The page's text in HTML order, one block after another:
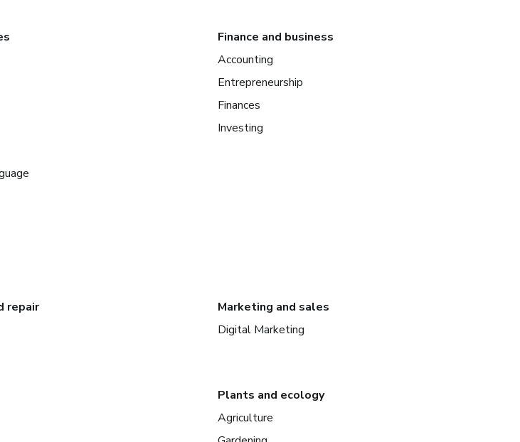
Finance and business
Accounting
Entrepreneurship
Finances
Investing
repair
Marketing and sales
Digital Marketing
Plants and ecology
Agriculture